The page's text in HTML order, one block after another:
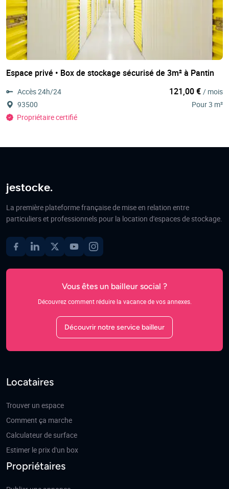
Espace privé • Box de stockage sécurisé de 3m² à Pantin
Accès 24h/24
93500
Propriétaire certifié
121,00 € / mois
Pour 3 m²
jestocke.
La première plateforme française de mise en relation entre
particuliers et professionnels pour la location d'espaces de stockage.
Vous êtes un bailleur social ?
Découvrez comment réduire la vacance de vos annexes.
Découvrir notre service bailleur
Locataires
Trouver un espace
Comment ça marche
Calculateur de surface
Estimer le prix d'un box
Propriétaires